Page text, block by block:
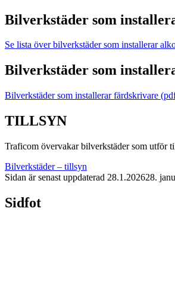
Bilverkstäder som
Se lista över bilverkstäder som installerar
Bilverkstäder som
Bilverkstäder som installerar färdskrivare
TILLSYN
Traficom övervakar bilverkstäder som utför
Bilverkstäder – tillsyn
Sidan är senast uppdaterad 28.1.202628.
Sidfot